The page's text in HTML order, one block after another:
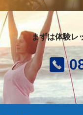
まずは体験レ